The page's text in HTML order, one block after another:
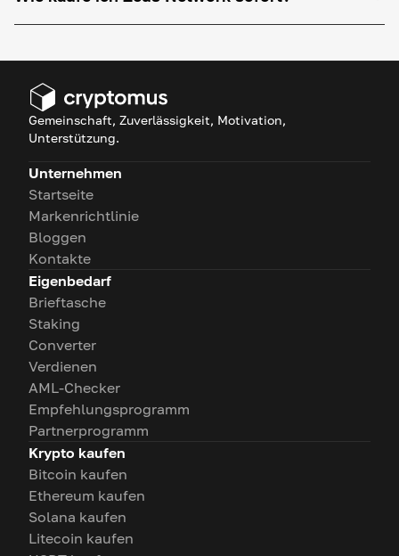
Gemeinschaft, Zuverlässigkeit, Motivation,
Unterstützung.
Unternehmen
Startseite
Markenrichtlinie
Bloggen
Kontakte
Eigenbedarf
Brieftasche
Staking
Converter
Verdienen
AML-Checker
Empfehlungsprogramm
Partnerprogramm
Krypto kaufen
Bitcoin kaufen
Ethereum kaufen
Solana kaufen
Litecoin kaufen